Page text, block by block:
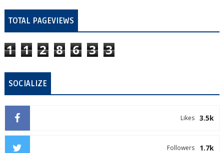
TOTAL PAGEVIEWS
1 1 2 8 6 3 3
SOCIALIZE
3.5k
Likes
1.7k
Followers